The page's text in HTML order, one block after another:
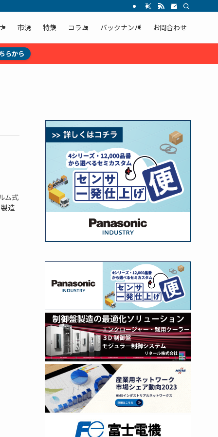
市況 特集 コラム バックナンバ お問合わせ
らから
ム式
造